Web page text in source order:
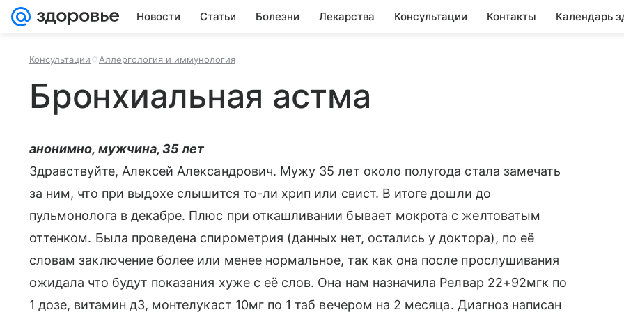
Новости Статьи Болезни Лекарства Консультации Контакты Календарь
Консультации Аллергология и иммунология
Бронхиальная астма
анонимно, мужчина, 35 лет
Здравствуйте, Алексей Александрович. Мужу 35 лет около полугода стала замечать
за ним, что при выдохе слышится то-ли хрип или свист. В итоге дошли до
пульмонолога в декабре. Плюс при откашливании бывает мокрота с желтоватым
оттенком. Была проведена спирометрия (данных нет, остались у доктора), по её
словам заключение более или менее нормальное, так как она после прослушивания
ожидала что будут показания хуже с её слов. Она нам назначила Релвар 22+92мгк по
1 дозе, витамин д3, монтелукаст 10мг по 1 таб вечером на 2 месяца. Диагноз написан